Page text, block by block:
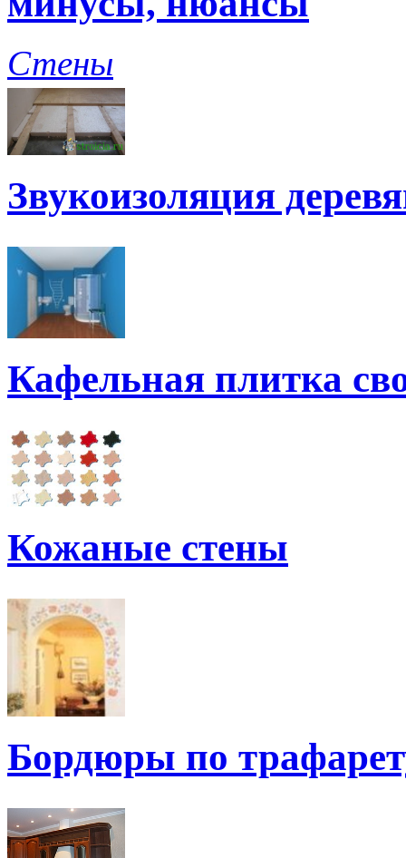
Стены
Звукоизоляция
Кафельная плитка
Кожаные стены
Бордюры по